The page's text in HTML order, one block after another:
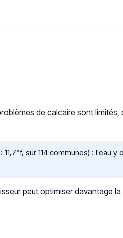
de calcaire sont
sur 114 communes) : l'eau
peut optimiser davantage